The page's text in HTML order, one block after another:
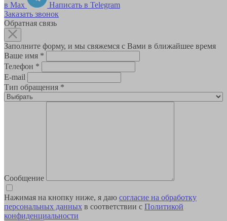
в Max
Написать в Telegram
Заказать звонок
Обратная связь
Заполните форму, и мы свяжемся с Вами в ближайшее время
Ваше имя *
Телефон *
E-mail
Тип обращения *
Сообщение
Нажимая на кнопку ниже, я даю согласие на обработку
персональных данных в соответствии с Политикой
конфиденциальности